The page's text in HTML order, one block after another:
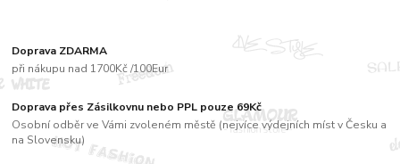
Doprava ZDARMA
při nákupu nad 1700Kč /100Eur
Doprava přes Zásilkovnu nebo PPL pouze 69Kč
Osobní odběr ve Vámi zvoleném městě (nejvíce výdejních míst v Česku a
na Slovensku)